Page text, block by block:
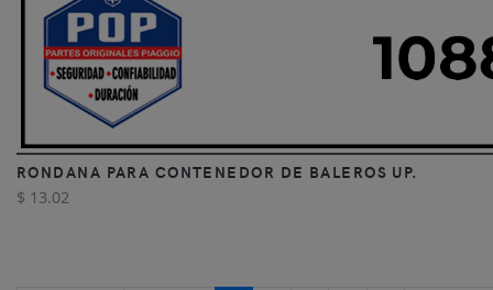
RONDANA PARA CONTENEDOR DE BALEROS UP.
$ 13.02